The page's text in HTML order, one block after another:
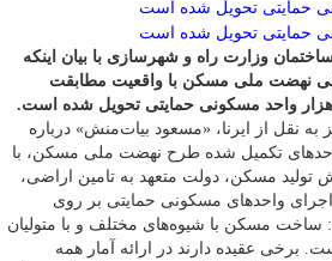
وزارت راه و شهرسازی با بیان اینکه
مسکونی نهضت ملی مسکن با واقعیت مطابقت
به نقل از ایرنا، «مسعود بیات‌منش» درباره
واحدهای تکمیل شده طرح نهضت ملی مسکن، با
تولید مسکن، دولت متعهد به تامین اراضی،
واحدهای مسکونی حمایتی بر روی
افزود: ساخت مسکن با شیوه‌های مختلف و با متولیان
برخی عقیده دارند در ارائه آمار همه